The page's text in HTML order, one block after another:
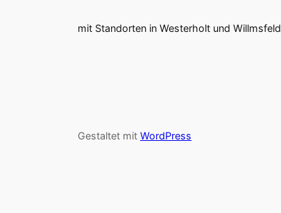
mit Standorten in Westerholt und Willmsfeld
Gestaltet mit WordPress